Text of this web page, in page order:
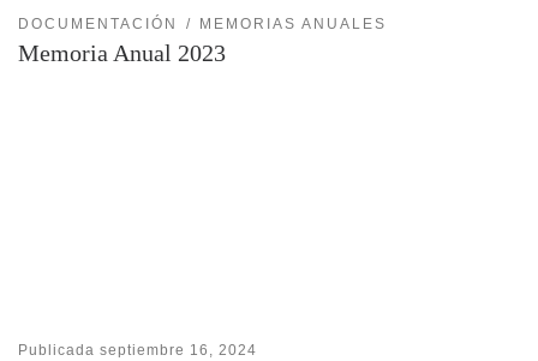
DOCUMENTACIÓN MEMORIAS ANUALES
Memoria Anual 2023
Publicada septiembre 16, 2024